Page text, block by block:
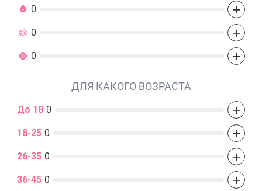
0 +
0 +
0 +
ДЛЯ КАКОГО ВОЗРАСТА
До 18 0 +
18-25 0 +
26-35 0 +
36-45 0 +